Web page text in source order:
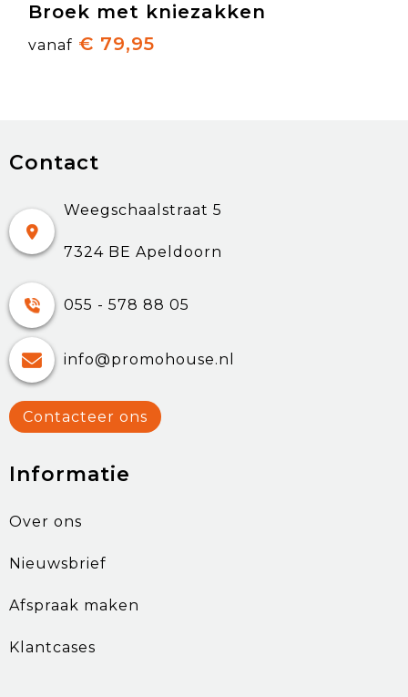
Broek met kniezakken
vanaf € 79,95
Contact
Weegschaalstraat 5
7324 BE Apeldoorn
055 - 578 88 05
info@promohouse.nl
Contacteer ons
Informatie
Over ons
Nieuwsbrief
Afspraak maken
Klantcases